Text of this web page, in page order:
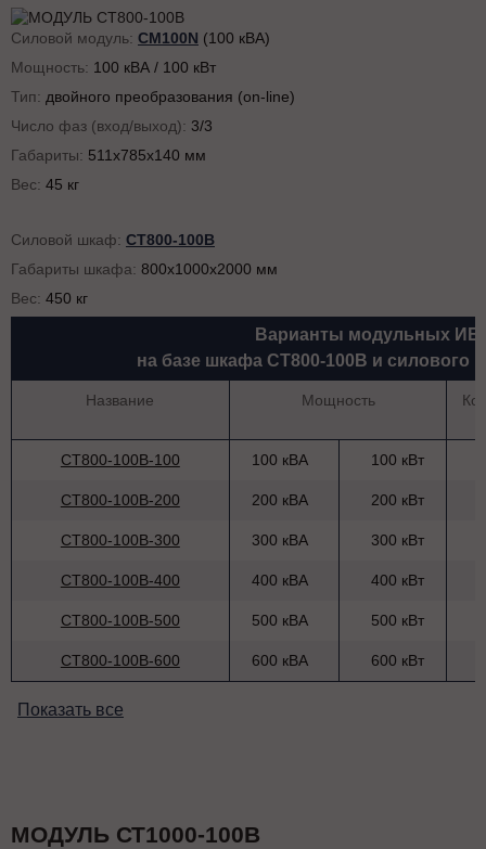
Силовой модуль: CM100N (100 кВА)
Мощность: 100 кВА / 100 кВт
Тип: двойного преобразования (on-line)
Число фаз (вход/выход): 3/3
Габариты: 511x785x140 мм
Вес: 45 кг
Силовой шкаф: СТ800-100В
Габариты шкафа: 800x1000x2000 мм
Вес: 450 кг
Варианты модульных
на базе шкафа СТ800-100В и силового
Название Мощность
СТ800-100В-100 100 кВА 100 кВт
СТ800-100В-200 200 кВА 200 кВт
СТ800-100В-300 300 кВА 300 кВт
СТ800-100В-400 400 кВА 400 кВт
СТ800-100В-500 500 кВА 500 кВт
СТ800-100В-600 600 кВА 600 кВт
Показать все
МОДУЛЬ СТ1000-100В